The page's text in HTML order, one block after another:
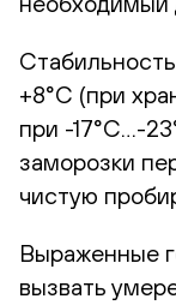
+8°С (при
при -17°С…-
заморозки
чистую
Выраженные
вызвать